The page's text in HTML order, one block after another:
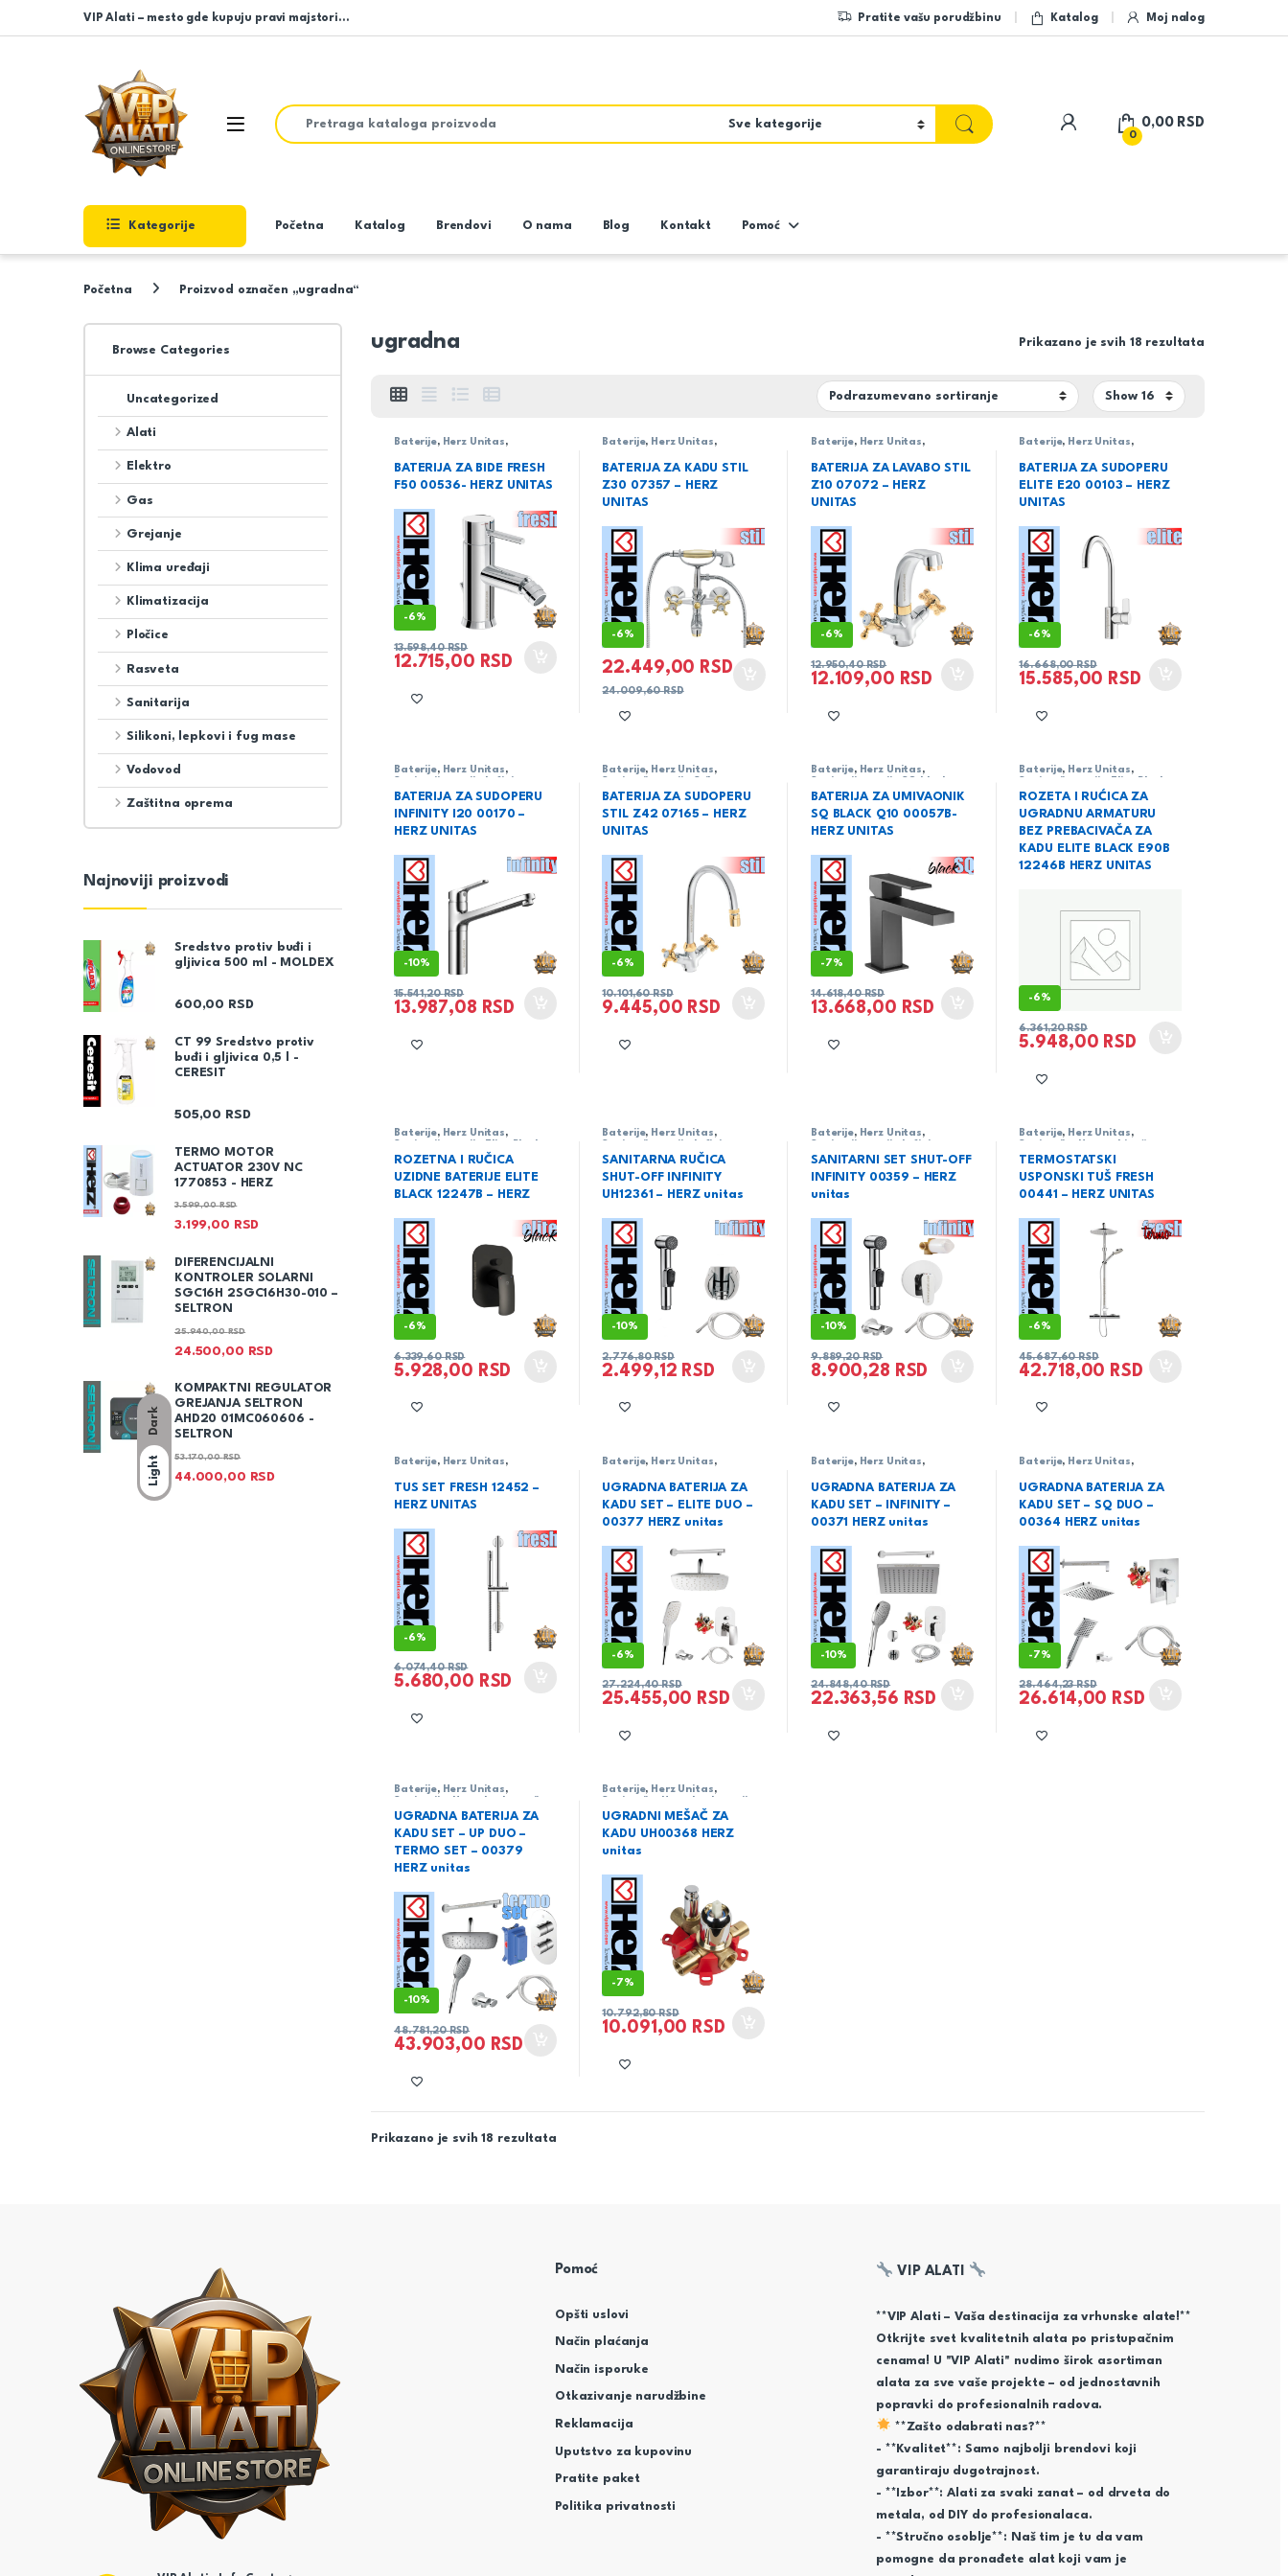
Dark
Light
Skip to navigation
Skip to content
VIP Alati – mesto gde kupuju pravi majstori… Pratite vašu porudžbinu Katalog Moj nalog
Open
Search for:
My Account
0
0,00 RSD
Kategorije Početna Katalog Brendovi O nama Blog Kontakt Pomoć
Početna Proizvod označen „ugradna“
ugradna Prikazano je svih 18 rezultata
Baterije, Herz Unitas,
BATERIJA ZA BIDE FRESH
F50 00536- HERZ UNITAS
-6%
12.715,00 RSD
13.598,40RSD
Baterije, Herz Unitas,
BATERIJA ZA KADU STIL
Z30 07357 – HERZ
UNITAS
-6%
22.449,00 RSD
24.009,60RSD
Baterije, Herz Unitas,
BATERIJA ZA LAVABO STIL
Z10 07072 – HERZ
UNITAS
-6%
12.109,00 RSD
12.950,40RSD
Baterije, Herz Unitas,
BATERIJA ZA SUDOPERU
ELITE E20 00103 – HERZ
UNITAS
-6%
15.585,00 RSD
16.668,00RSD
Baterije, Herz Unitas,
BATERIJA ZA SUDOPERU
INFINITY I20 00170 –
HERZ UNITAS
-10%
13.987,08 RSD
15.541,20RSD
Baterije, Herz Unitas,
BATERIJA ZA SUDOPERU
STIL Z42 07165 – HERZ
UNITAS
-6%
9.445,00 RSD
10.101,60RSD
Baterije, Herz Unitas,
BATERIJA ZA UMIVAONIK
SQ BLACK Q10 00057B-
HERZ UNITAS
-7%
13.668,00 RSD
14.618,40RSD
Baterije, Herz Unitas,
ROZETA I RUĆICA ZA
UGRADNU ARMATURU
BEZ PREBACIVAČA ZA
KADU ELITE BLACK E90B
12246B HERZ UNITAS
-6%
5.948,00 RSD
6.361,20RSD
Baterije, Herz Unitas,
ROZETNA I RUČICA
UZIDNE BATERIJE ELITE
BLACK 12247B – HERZ
-6%
5.928,00 RSD
6.339,60RSD
Baterije, Herz Unitas,
SANITARNA RUČICA
SHUT-OFF INFINITY
UH12361 – HERZ unitas
-10%
2.499,12 RSD
2.776,80RSD
Baterije, Herz Unitas,
SANITARNI SET SHUT-OFF
INFINITY 00359 – HERZ
unitas
-10%
8.900,28 RSD
9.889,20RSD
Baterije, Herz Unitas,
TERMOSTATSKI
USPONSKI TUŠ FRESH
00441 – HERZ UNITAS
-6%
42.718,00 RSD
45.687,60RSD
Baterije, Herz Unitas,
šipkom
TUS SET FRESH 12452 –
HERZ UNITAS
-6%
5.680,00 RSD
6.074,40RSD
Baterije, Herz Unitas,
UGRADNA BATERIJA ZA
KADU SET – ELITE DUO –
00377 HERZ unitas
-6%
25.455,00 RSD
27.224,40RSD
Baterije, Herz Unitas,
UGRADNA BATERIJA ZA
KADU SET – INFINITY –
00371 HERZ unitas
-10%
22.363,56 RSD
24.848,40RSD
Baterije, Herz Unitas,
UGRADNA BATERIJA ZA
KADU SET – SQ DUO –
00364 HERZ unitas
-7%
26.614,00 RSD
28.464,23RSD
Baterije, Herz Unitas,
UGRADNA BATERIJA ZA
KADU SET – UP DUO –
TERMO SET – 00379
HERZ unitas
-10%
43.903,00 RSD
48.781,20RSD
Baterije, Herz Unitas,
UGRADNI MEŠAČ ZA
KADU UH00368 HERZ
unitas
-7%
10.091,00 RSD
10.792,80RSD
Prikazano je svih 18 rezultata
Browse Categories
Uncategorized
Alati
Elektro
Gas
Grejanje
Klima uređaji
Klimatizacija
Pločice
Rasveta
Sanitarija
Silikoni, lepkovi i fug mase
Vodovod
Zaštitna oprema
Najnoviji proizvodi
Sredstvo protiv buđi i
gljivica 500 ml - MOLDEX
600,00 RSD
CT 99 Sredstvo protiv
buđi i gljivica 0,5 l -
CERESIT
505,00 RSD
TERMO MOTOR
ACTUATOR 230V NC
1770853 - HERZ
3.199,00 RSD
3.599,00RSD
DIFERENCIJALNI
KONTROLER SOLARNI
SGC16H 2SGC16H30-010 –
SELTRON
24.500,00 RSD
25.940,00RSD
KOMPAKTNI REGULATOR
GREJANJA SELTRON
AHD20 01MC060606 -
SELTRON
44.000,00 RSD
53.170,00RSD
Pomoć
Opšti uslovi
Način plaćanja
Način isporuke
Otkazivanje narudžbine
Reklamacija
Uputstvo za kupovinu
Pratite paket
Politika privatnosti
VIP ALATI
**VIP Alati – Vaša destinacija za vrhunske alate!**
Otkrijte svet kvalitetnih alata po pristupačnim
cenama! U "VIP Alati" nudimo širok asortiman
alata za sve vaše projekte – od jednostavnih
popravki do profesionalnih radova.
**Zašto odabrati nas?**
- **Kvalitet**: Samo najbolji brendovi koji
garantiraju dugotrajnost.
- **Izbor**: Alati za svaki zanat – od drveta do
metala, od DIY do profesionalaca.
- **Stručno osoblje**: Naš tim je tu da vam
pomogne da pronađete alat koji vam je